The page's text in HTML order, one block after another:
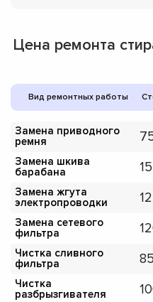
Цена ремонта
Вид ремонтных работы
Замена приводного
ремня
Замена шкива
барабана
Замена жгута
электропроводки
Замена сетевого
фильтра
Чистка сливного
фильтра
Чистка
разбрызгивателя